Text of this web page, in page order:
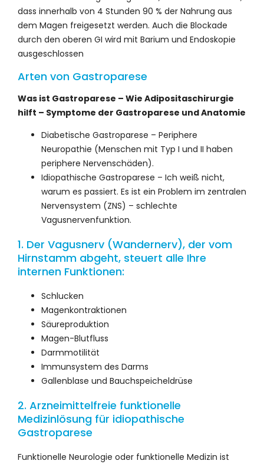
dass innerhalb von 4 Stunden 90 % der Nahrung aus
dem Magen freigesetzt werden. Auch die Blockade
durch den oberen GI wird mit Barium und Endoskopie
ausgeschlossen
Arten von Gastroparese
Was ist Gastroparese – Wie Adipositaschirurgie
hilft – Symptome der Gastroparese und Anatomie
Diabetische Gastroparese – Periphere
Neuropathie (Menschen mit Typ I und II haben
periphere Nervenschäden).
Idiopathische Gastroparese – Ich weiß nicht,
warum es passiert. Es ist ein Problem im zentralen
Nervensystem (ZNS) – schlechte
Vagusnervenfunktion.
1. Der Vagusnerv (Wandernerv), der vom
Hirnstamm abgeht, steuert alle Ihre
internen Funktionen:
Schlucken
Magenkontraktionen
Säureproduktion
Magen-Blutfluss
Darmmotilität
Immunsystem des Darms
Gallenblase und Bauchspeicheldrüse
2. Arzneimittelfreie funktionelle
Medizinlösung für idiopathische
Gastroparese
Funktionelle Neurologie oder funktionelle Medizin ist